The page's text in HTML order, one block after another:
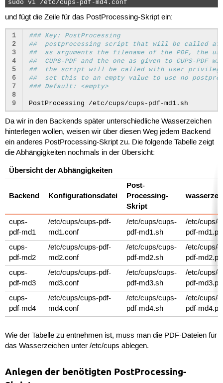
sudo vi /etc/cups-pdf-md4.conf
und fügt die Zeile für das PostProcessing-Skript ein:
1
2
3
4
5
6
7
8
9
### Key: PostProcessing
##  postprocessing script that will be called
##  as arguments the filename of the PDF, the
##  CUPS-PDF and the one as given to CUPS-PDF
##  the script will be called with user
##  set this to an empty value to use no
### Default: <empty>
PostProcessing
Da wir in den Backends später unterschiedliche Wasserzeichen
hinterlegen wollen, weisen wir über diesen Weg jedem Backend
ein anderes PostProcessing-Skript zu. Die folgende Tabelle zeigt
die Abhängigkeiten nochmals in der Übersicht:
Übersicht der Abhängigkeiten
Backend Konfigurationsdatei
Post-
Processing-
Skript
cups-
pdf-md1
/etc/cups/cups-pdf-
md1.conf
/etc/cups/cups-
pdf-md1.sh
/etc/cups/
pdf-
cups-
pdf-md2
/etc/cups/cups-pdf-
md2.conf
/etc/cups/cups-
pdf-md2.sh
/etc/cups/
pdf-
cups-
pdf-md3
/etc/cups/cups-pdf-
md3.conf
/etc/cups/cups-
pdf-md3.sh
/etc/cups/
pdf-
cups-
pdf-md4
/etc/cups/cups-pdf-
md4.conf
/etc/cups/cups-
pdf-md4.sh
/etc/cups/
pdf-
Wie der Tabelle zu entnehmen ist, muss man die PDF-Dateien für
das Wasserzeichen unter /etc/cups ablegen.
Anlegen der benötigten PostProcessing-